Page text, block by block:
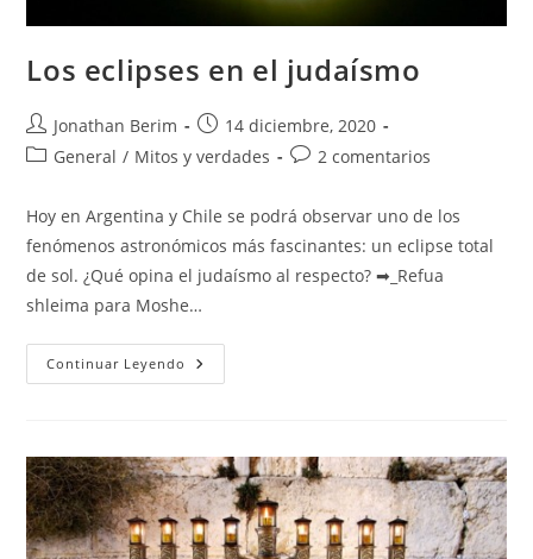
Los eclipses en el judaísmo
Autor
de
Jonathan Berim
Entrada
publicada:
14 diciembre, 2020
Categoría
entrada:
General / Mitos y verdades
Comentarios
la
entrada:
2 comentarios
Hoy en Argentina y Chile se podrá observar uno de los
fenómenos astronómicos más fascinantes: un eclipse total
de sol. ¿Qué opina el judaísmo al respecto? ➡_Refua
shleima para Moshe…
Continuar Leyendo Los
Eclipses